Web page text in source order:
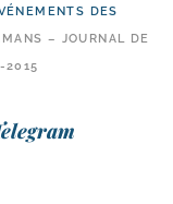
DES
– JOURNAL DE
2015